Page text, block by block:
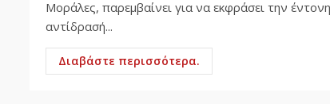
Μοράλες, παρεμβαίνει για να εκφράσει την έντονη
αντίδρασή...
Διαβάστε περισσότερα.